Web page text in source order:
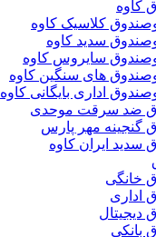
کاوه
کلاسیک کاوه
سدید کاوه
سایروس کاوه
های سنگین کاوه
اداری بایگانی کاوه
ضد سرقت موحدی
گنجینه مهر پارس
سدید ایران کاوه
خانگی
اداری
دیجیتال
بانکی